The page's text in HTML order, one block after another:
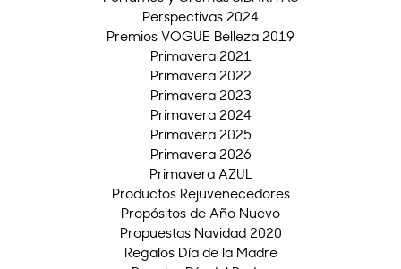
Perspectivas 2024
Premios VOGUE Belleza 2019
Primavera 2021
Primavera 2022
Primavera 2023
Primavera 2024
Primavera 2025
Primavera 2026
Primavera AZUL
Productos Rejuvenecedores
Propósitos de Año Nuevo
Propuestas Navidad 2020
Regalos Día de la Madre